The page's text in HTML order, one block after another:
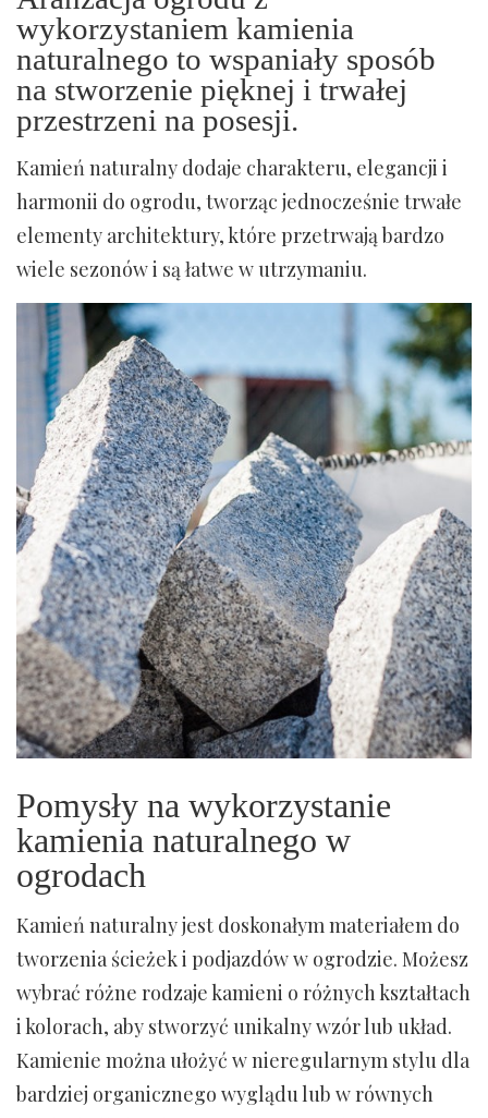
wykorzystaniem kamienia
naturalnego to wspaniały sposób
na stworzenie pięknej i trwałej
przestrzeni na posesji.
Kamień naturalny dodaje charakteru, elegancji i
harmonii do ogrodu, tworząc jednocześnie trwałe
elementy architektury, które przetrwają bardzo
wiele sezonów i są łatwe w utrzymaniu.
Pomysły na wykorzystanie
kamienia naturalnego w
ogrodach
Kamień naturalny jest doskonałym materiałem do
tworzenia ścieżek i podjazdów w ogrodzie. Możesz
wybrać różne rodzaje kamieni o różnych kształtach
i kolorach, aby stworzyć unikalny wzór lub układ.
Kamienie można ułożyć w nieregularnym stylu dla
bardziej organicznego wyglądu lub w równych